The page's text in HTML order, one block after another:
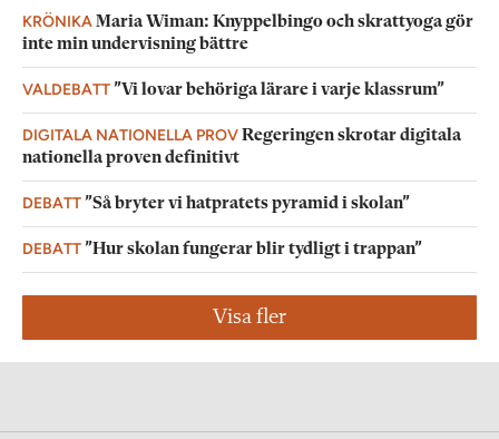
KRÖNIKA Maria Wiman: Knyppelbingo och skrattyoga gör
inte min undervisning bättre
VALDEBATT”Vi lovar behöriga lärare i varje klassrum”
DIGITALA NATIONELLA PROVRegeringen skrotar digitala
nationella proven definitivt
DEBATT”Så bryter vi hatpratets pyramid i skolan”
DEBATT”Hur skolan fungerar blir tydligt i trappan”
Visa fler